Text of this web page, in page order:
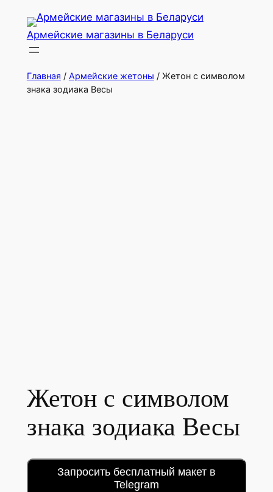
Перейти
содержимому
Армейские магазины в Беларуси
Главная / Армейские жетоны / Жетон с символом
знака зодиака Весы
Жетон с символом
знака зодиака Весы
Запросить бесплатный макет в
Telegram